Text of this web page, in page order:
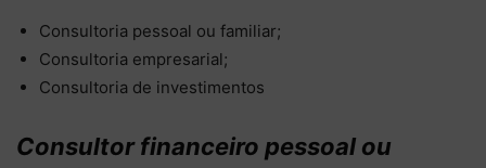
Consultoria pessoal ou familiar;
Consultoria empresarial;
Consultoria de investimentos
Consultor financeiro pessoal ou